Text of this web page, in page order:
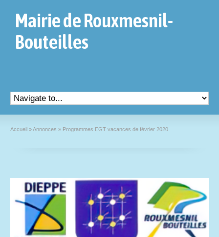
Mairie de Rouxmesnil-
Bouteilles
Accueil »Annonces » Programmes EGT vacances de février 2020